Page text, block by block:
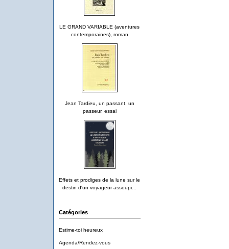
LE GRAND VARIABLE (aventures
contemporaines), roman
Jean Tardieu, un passant, un
passeur, essai
Effets et prodiges de la lune sur le
destin d'un voyageur assoupi...
Catégories
Estime-toi heureux
Agenda/Rendez-vous